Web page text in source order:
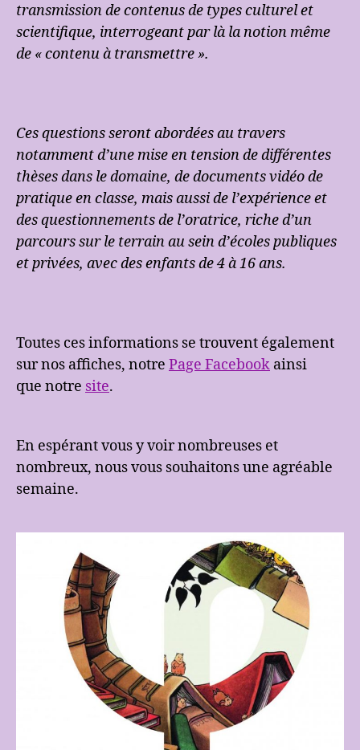
transmission de contenus de types culturel et
scientifique, interrogeant par là la notion même
de « contenu à transmettre ».
Ces questions seront abordées au travers
notamment d’une mise en tension de différentes
thèses dans le domaine, de documents vidéo de
pratique en classe, mais aussi de l’expérience et
des questionnements de l’oratrice, riche d’un
parcours sur le terrain au sein d’écoles publiques
et privées, avec des enfants de 4 à 16 ans.
Toutes ces informations se trouvent également
sur nos affiches, notre Page Facebook ainsi
que notre site.
En espérant vous y voir nombreuses et
nombreux, nous vous souhaitons une agréable
semaine.